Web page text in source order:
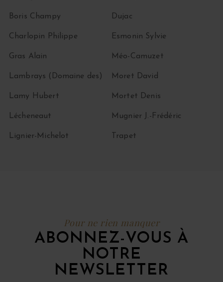
Boris Champy
Charlopin Philippe
Dujac
Esmonin Sylvie
Gras Alain
Lambrays (Domaine des)
Lamy Hubert
Lécheneaut
Lignier-Michelot
Méo-Camuzet
Moret David
Mortet Denis
Mugnier J.-Frédéric
Trapet
Pour ne rien manquer
ABONNEZ-VOUS À
NOTRE
NEWSLETTER